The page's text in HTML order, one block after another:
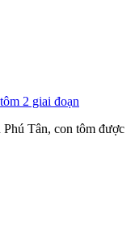
2 giai đoạn
Tân, con tôm được